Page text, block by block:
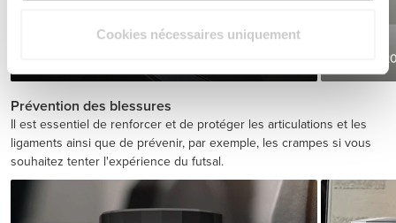
Cookies nécessaires uniquement
Caféine
Prévention des blessures
Il est essentiel de renforcer et de protéger les articulations et les
ligaments ainsi que de prévenir, par exemple, les crampes si vous
souhaitez tenter l'expérience du futsal.